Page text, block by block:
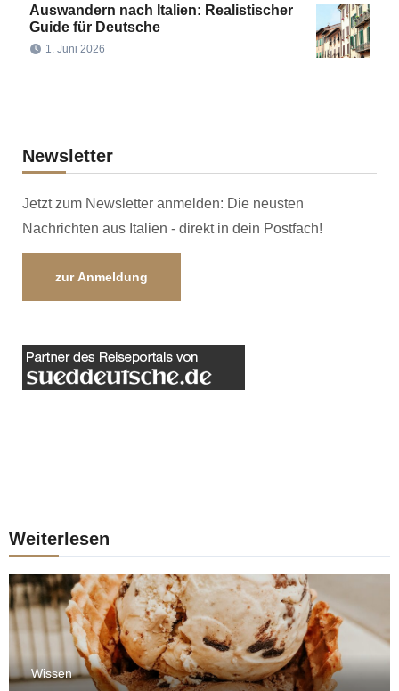
Auswandern nach Italien: Realistischer
Guide für Deutsche
1. Juni 2026
Newsletter
Jetzt zum Newsletter anmelden: Die neusten
Nachrichten aus Italien - direkt in dein Postfach!
zur Anmeldung
Weiterlesen
Wissen